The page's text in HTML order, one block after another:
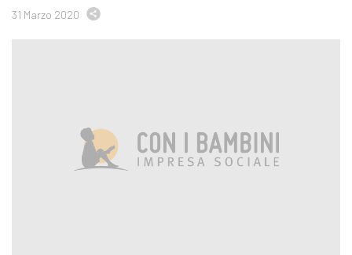
31 Marzo 2020